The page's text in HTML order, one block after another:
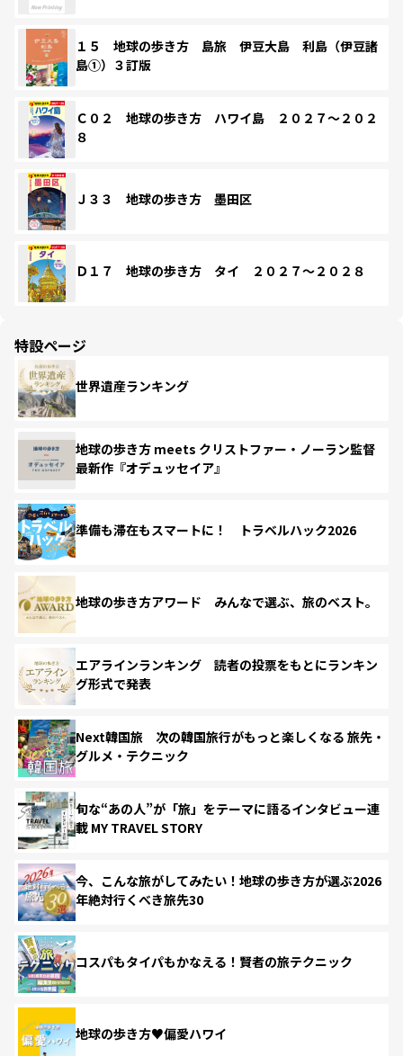
１５ 地球の歩き方 島旅 伊豆大島 利島（伊豆諸
島①）３訂版
Ｃ０２ 地球の歩き方 ハワイ島 ２０２７～２０２
８
Ｊ３３ 地球の歩き方 墨田区
Ｄ１７ 地球の歩き方 タイ ２０２７～２０２８
特設ページ
世界遺産ランキング
地球の歩き方 meets クリストファー・ノーラン監督
最新作『オデュッセイア』
準備も滞在もスマートに！ トラベルハック2026
地球の歩き方アワード みんなで選ぶ、旅のベスト。
エアラインランキング 読者の投票をもとにランキン
グ形式で発表
Next韓国旅 次の韓国旅行がもっと楽しくなる 旅先・
グルメ・テクニック
旬な“あの人”が「旅」をテーマに語るインタビュー連
載 MY TRAVEL STORY
今、こんな旅がしてみたい！地球の歩き方が選ぶ2026
年絶対行くべき旅先30
コスパもタイパもかなえる！賢者の旅テクニック
地球の歩き方♥偏愛ハワイ